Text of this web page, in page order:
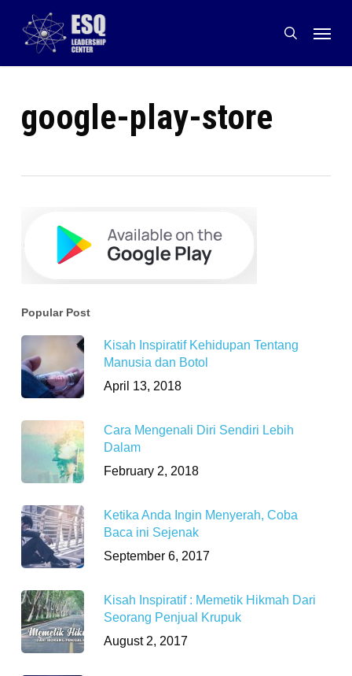
content
search
Menu
google-play-store
Popular Post
Kisah Inspiratif Kehidupan Tentang
Manusia dan Botol
April 13, 2018
Cara Mengenali Diri Sendiri Lebih
Dalam
February 2, 2018
Ketika Anda Ingin Menyerah, Coba
Baca ini Sejenak
September 6, 2017
Kisah Inspiratif : Memetik Hikmah Dari
Seorang Penjual Krupuk
August 2, 2017